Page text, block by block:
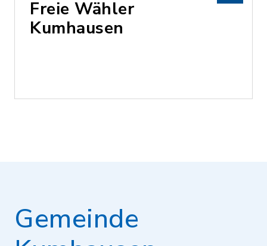
Freie Wähler
Kumhausen
Gemeinde